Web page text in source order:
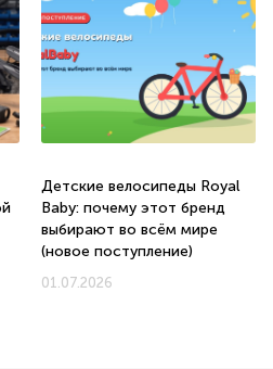
Детские велосипеды Royal
Baby: почему этот бренд
выбирают во всём мире
(новое поступление)
01.07.2026